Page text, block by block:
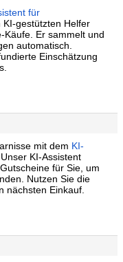
für
KI-gestützten Helfer
Käufe. Er sammelt und
automatisch.
Einschätzung
mit dem KI-
. Unser KI-Assistent
für Sie, um
Nutzen Sie die
nächsten Einkauf.